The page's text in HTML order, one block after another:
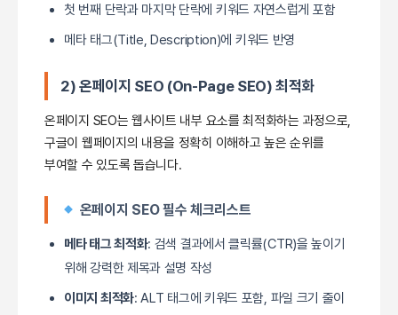
첫 번째 단락과 마지막 단락에 키워드 자연스럽게 포함
메타 태그(Title, Description)에 키워드 반영
2) 온페이지 SEO (On-Page SEO) 최적화
온페이지 SEO는 웹사이트 내부 요소를 최적화하는 과정으로,
구글이 웹페이지의 내용을 정확히 이해하고 높은 순위를
부여할 수 있도록 돕습니다.
온페이지 SEO 필수 체크리스트
메타 태그 최적화: 검색 결과에서 클릭률(CTR)을 높이기
위해 강력한 제목과 설명 작성
이미지 최적화: ALT 태그에 키워드 포함, 파일 크기 줄이